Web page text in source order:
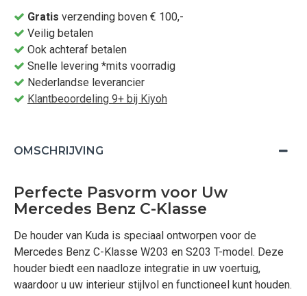
Gratis verzending boven € 100,-
Veilig betalen
Ook achteraf betalen
Snelle levering *mits voorradig
Nederlandse leverancier
Klantbeoordeling 9+ bij Kiyoh
OMSCHRIJVING
Perfecte Pasvorm voor Uw
Mercedes Benz C-Klasse
De houder van Kuda is speciaal ontworpen voor de
Mercedes Benz C-Klasse W203 en S203 T-model. Deze
houder biedt een naadloze integratie in uw voertuig,
waardoor u uw interieur stijlvol en functioneel kunt houden.